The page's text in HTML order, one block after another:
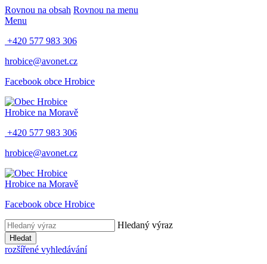
Rovnou na obsah Rovnou na menu
Menu
+420 577 983 306
hrobice@avonet.cz
Facebook obce Hrobice
Hrobice na Moravě
+420 577 983 306
hrobice@avonet.cz
Hrobice na Moravě
Facebook obce Hrobice
Hledaný výraz
Hledat
rozšířené vyhledávání